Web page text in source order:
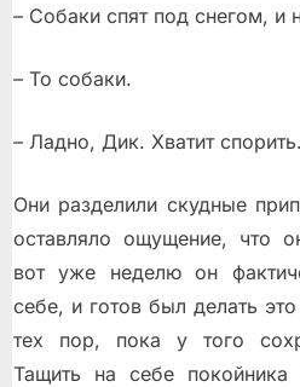
– Собаки спят под снегом, и
– То собаки.
– Ладно, Дик. Хватит
Они разделили скудные
оставляло ощущение, что
вот уже неделю он
себе, и готов был делать
тех пор, пока у того
Тащить на себе